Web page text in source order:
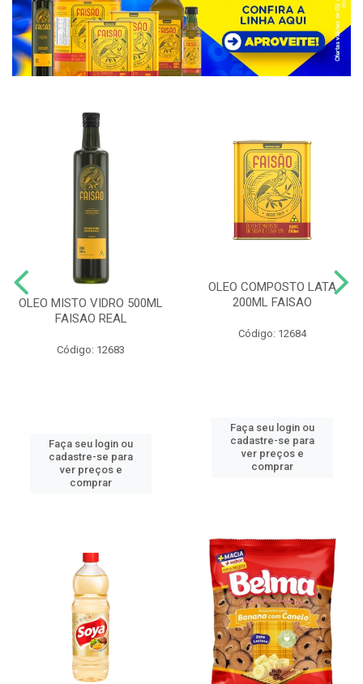
OLEO MISTO VIDRO 500ML
FAISAO REAL
Código: 12683
Faça seu login ou
cadastre-se para
ver preços e
comprar
OLEO COMPOSTO LATA
200ML FAISAO
Código: 12684
Faça seu login ou
cadastre-se para
ver preços e
comprar